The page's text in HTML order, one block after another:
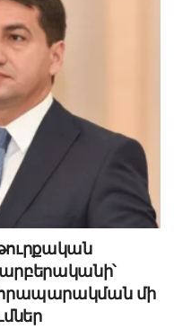
հրապարակման մի